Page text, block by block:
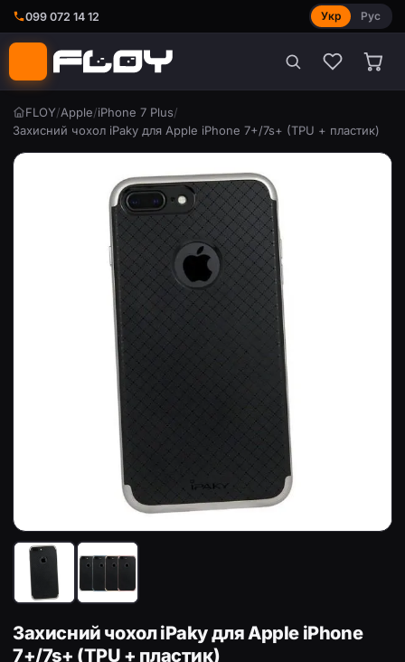
099 072 14 12 Укр Рус
FLOY/Apple/iPhone 7 Plus/
Захисний чохол iPaky для Apple iPhone 7+/7s+ (TPU + пластик)
Захисний чохол iPaky для Apple iPhone 7+/7s+ (TPU +
Захисний чохол iPaky для Apple iPhone
7+/7s+ (TPU + пластик)